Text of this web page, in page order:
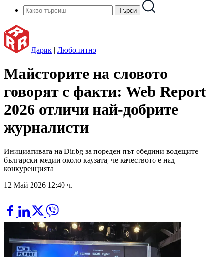
Дарик | Любопитно
Майсторите на словото
говорят с факти: Web Report
2026 отличи най-добрите
журналисти
Инициативата на Dir.bg за пореден път обедини водещите
български медии около каузата, че качеството е над
конкуренцията
12 Май 2026 12:40 ч.